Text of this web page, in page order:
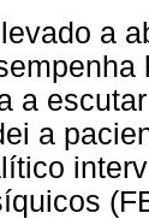
a
a
a